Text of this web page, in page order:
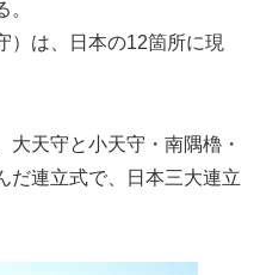
）は、日本の12箇所に現
大天守と小天守・南隅櫓・
だ連立式で、日本三大連立